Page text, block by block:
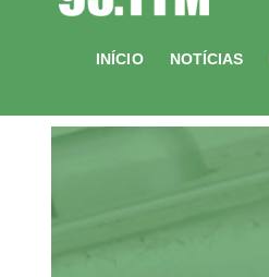
INÍCIO NOTÍCIAS